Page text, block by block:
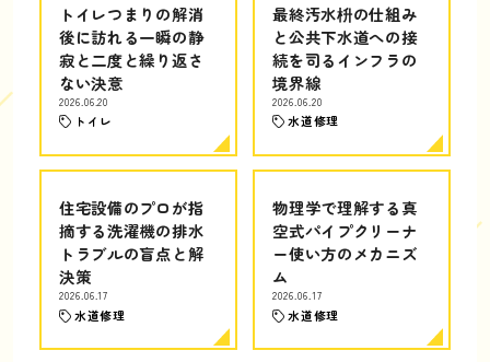
トイレつまりの解消
後に訪れる一瞬の静
寂と二度と繰り返さ
ない決意
2026.06.20
トイレ
最終汚水枡の仕組み
と公共下水道への接
続を司るインフラの
境界線
2026.06.20
水道修理
住宅設備のプロが指
摘する洗濯機の排水
トラブルの盲点と解
決策
2026.06.17
水道修理
物理学で理解する真
空式パイプクリーナ
ー使い方のメカニズ
ム
2026.06.17
水道修理